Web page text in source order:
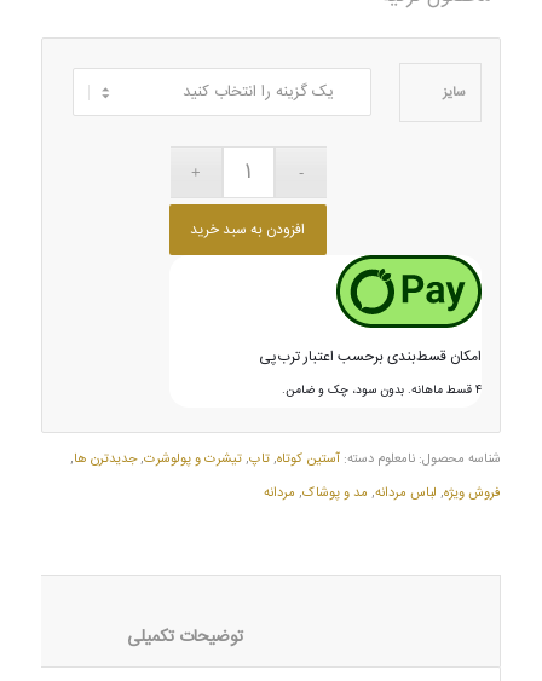
سایز
افزودن به سبد خرید
امکان قسط‌بندی برحسب اعتبار ترب‌پی
۴ قسط ماهانه. بدون سود، چک و ضامن.
شناسه محصول: نامعلوم دسته: آستین کوتاه,تاپ,تیشرت و پولوشرت,جدیدترن ها,
فروش ویژه, لباس مردانه, مد و پوشاک, مردانه